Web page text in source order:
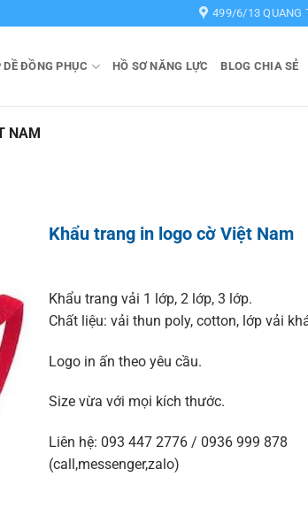
499/6/13 QUANG
DỀ ĐỒNG PHỤC HỒ SƠ NĂNG LỰC BLOG CHIA SẺ
NAM
Khẩu trang in logo cờ Việt Nam
Khẩu trang vải 1 lớp, 2 lớp, 3 lớp.
Chất liệu: vải thun poly, cotton, lớp vải
Logo in ấn theo yêu cầu.
Size vừa với mọi kích thước.
Liên hệ: 093 447 2776 / 0936 999 878
(call,messenger,zalo)